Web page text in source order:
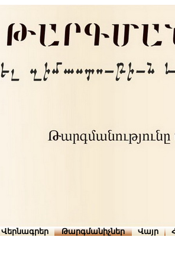
Վերնագրեր Թարգմանիչներ Վայր